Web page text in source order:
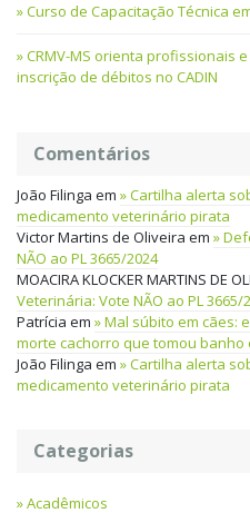
Curso de Capacitação Técnica
CRMV-MS orienta profissionais
inscrição de débitos no CADIN
Comentários
João Filinga em
Cartilha alerta
medicamento veterinário pirata
Victor Martins de Oliveira em
NÃO ao PL 3665/2024
MOACIRA KLOCKER MARTINS DE
Veterinária: Vote NÃO ao PL 3665/
Patrícia em
Mal súbito em cães:
morte cachorro que tomou banho
João Filinga em
Cartilha alerta
medicamento veterinário pirata
Categorias
Acadêmicos